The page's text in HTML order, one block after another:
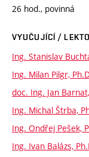
26 hod., povinná
VYUČUJÍCÍ /
Ing. Stanislav
Ing. Milan Pilgr,
doc. Ing. Jan
Ing. Michal Štrba,
Ing. Ondřej Pešek,
Ing. Ivan Balázs,